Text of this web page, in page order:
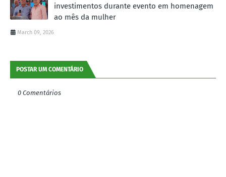
investimentos durante evento em homenagem
ao mês da mulher
March 09, 2026
POSTAR UM COMENTÁRIO
0 Comentários